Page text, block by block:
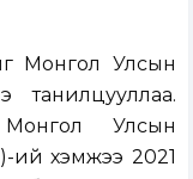
Монгол Улсын
Улсын
ий хэмжээ 2021